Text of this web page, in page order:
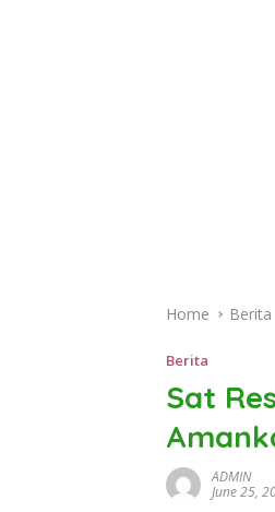
Home Berita
Berita
Sat
ADMIN
June 25,